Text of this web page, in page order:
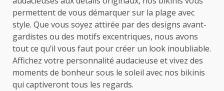
permettent de vous démarquer sur la plage avec
style. Que vous soyez attirée par des designs avant-
gardistes ou des motifs excentriques, nous avons
tout ce qu’il vous faut pour créer un look inoubliable.
Affichez votre personnalité audacieuse et vivez des
moments de bonheur sous le soleil avec nos bikinis
qui captiveront tous les regards.